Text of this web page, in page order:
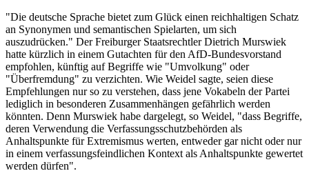
"Die deutsche Sprache bietet zum Glück einen reichhaltigen Schatz
an Synonymen und semantischen Spielarten, um sich
auszudrücken." Der Freiburger Staatsrechtler Dietrich Murswiek
hatte kürzlich in einem Gutachten für den AfD-Bundesvorstand
empfohlen, künftig auf Begriffe wie "Umvolkung" oder
"Überfremdung" zu verzichten. Wie Weidel sagte, seien diese
Empfehlungen nur so zu verstehen, dass jene Vokabeln der Partei
lediglich in besonderen Zusammenhängen gefährlich werden
könnten. Denn Murswiek habe dargelegt, so Weidel, "dass Begriffe,
deren Verwendung die Verfassungsschutzbehörden als
Anhaltspunkte für Extremismus werten, entweder gar nicht oder nur
in einem verfassungsfeindlichen Kontext als Anhaltspunkte gewertet
werden dürfen".